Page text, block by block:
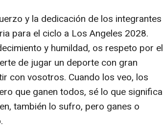
y la dedicación de los integrantes
para el ciclo a Los Angeles 2028.
y humildad, os respeto por el
de jugar un deporte con gran
con vosotros. Cuando los veo, los
que ganen todos, sé lo que significa
también lo sufro, pero ganes o